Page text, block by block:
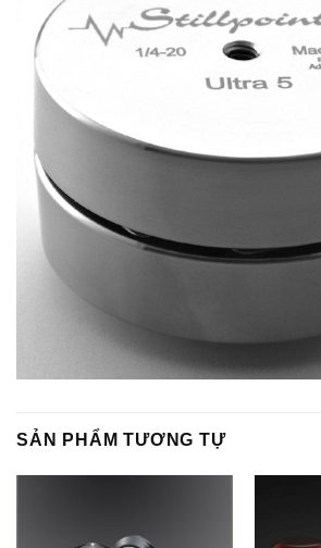
SẢN PHẨM TƯƠNG TỰ